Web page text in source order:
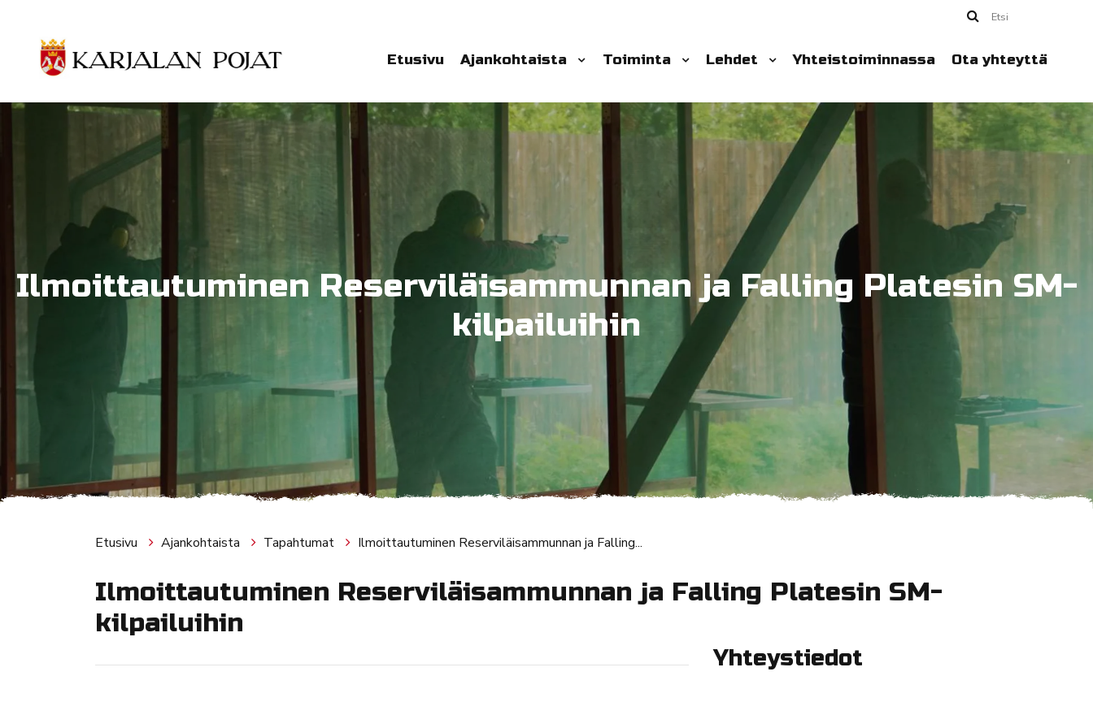
Etsi
Etusivu Ajankohtaista Toiminta Lehdet Yhteistoiminnassa Ota yhteyttä
Ilmoittautuminen Reserviläisammunnan ja Falling Platesin SM-
kilpailuihin
Etusivu Ajankohtaista Tapahtumat Ilmoittautuminen Reserviläisammunnan ja Falling...
Ilmoittautuminen Reserviläisammunnan ja Falling Platesin SM-
kilpailuihin
Yhteystiedot